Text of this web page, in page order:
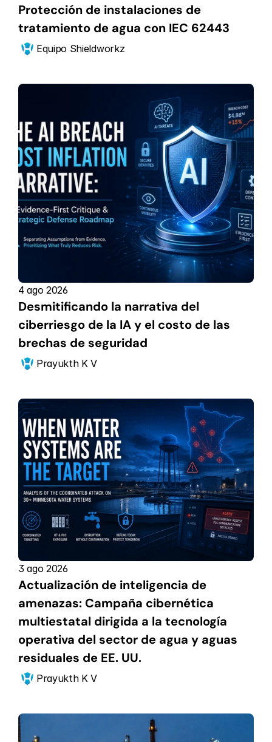
Protección de instalaciones de
tratamiento de agua con IEC 62443
Equipo Shieldworkz
4 ago 2026
Desmitificando la narrativa del
ciberriesgo de la IA y el costo de las
brechas de seguridad
Prayukth K V
3 ago 2026
Actualización de inteligencia de
amenazas: Campaña cibernética
multiestatal dirigida a la tecnología
operativa del sector de agua y aguas
residuales de EE. UU.
Prayukth K V